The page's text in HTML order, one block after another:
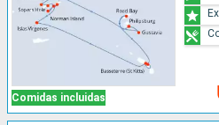
Comidas incluidas